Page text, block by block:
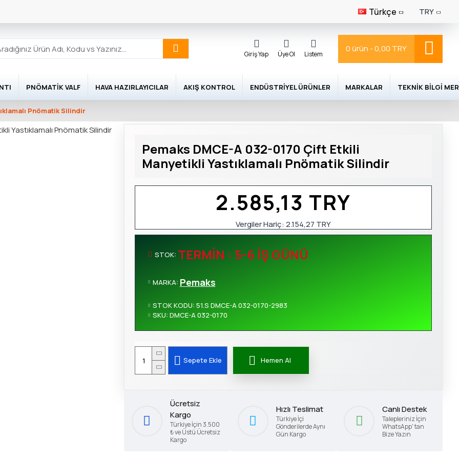
Türkçe TRY
Giriş Yap Üye Ol Listem
0 ürün - 0,00 TRY
PNÖMATIK VALF HAVA HAZIRLAYICILAR AKIŞ KONTROL ENDÜSTRIYEL ÜRÜNLER MARKALAR TEKNIK BILGI
Pnömatik Silindir
Pemaks DMCE-A 032-0170 Çift Etkili
Manyetikli Yastıklamalı Pnömatik Silindir
STOK: TERMIN : 5-6 İŞ GÜNÜ
MARKA: Pemaks
STOK KODU: 51.S DMCE-A 032-0170-2983
SKU: DMCE-A 032-0170
2.585,13 TRY
Vergiler Hariç:2.154,27 TRY
Sepete Ekle Hemen Al
Ücretsiz
Kargo
Türkiye İçin 3.500
₺ ve Üstü Ücretsiz
Kargo
Hızlı Teslimat
Türkiye İçi
Gönderilerde Aynı
Gün Kargo
Canlı Destek
Talepleriniz İçin
WhatsApp' tan
Bize Yazın